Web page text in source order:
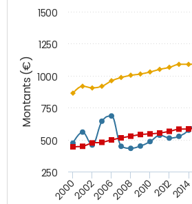
Montants (€)
2000200220062008201020122014
250
500
750
1000
1250
1500